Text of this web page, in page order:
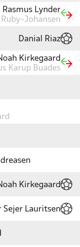
Rasmus Lynder
Johansen
Danial Riaz
Kirkegaard
Karup Buades
Kirkegaard
Sejer Lauritsen